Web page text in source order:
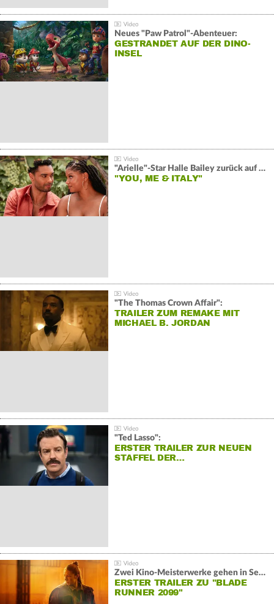
Neues "Paw Patrol"-Abenteuer:
GESTRANDET AUF DER DINO-
INSEL
"Arielle"-Star Halle Bailey zurück auf der Leinwand:
"YOU, ME & ITALY"
"The Thomas Crown Affair":
TRAILER ZUM REMAKE MIT
MICHAEL B. JORDAN
"Ted Lasso":
ERSTER TRAILER ZUR NEUEN
STAFFEL DER…
Zwei Kino-Meisterwerke gehen in Serie:
ERSTER TRAILER ZU "BLADE
RUNNER 2099"